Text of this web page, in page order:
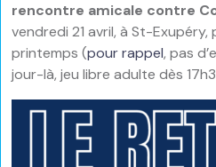
rencontre amicale contre
vendredi 21 avril, à St-
printemps (pour rappel, pas
jour-là, jeu libre adulte dès